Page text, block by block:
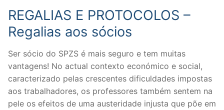
REGALIAS E PROTOCOLOS –
Regalias aos sócios
Ser sócio do SPZS é mais seguro e tem muitas
vantagens! No actual contexto económico e social,
caracterizado pelas crescentes dificuldades impostas
aos trabalhadores, os professores também sentem na
pele os efeitos de uma austeridade injusta que põe em